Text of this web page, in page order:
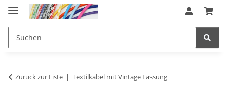
Zurück zur Liste Textilkabel mit Vintage Fassung